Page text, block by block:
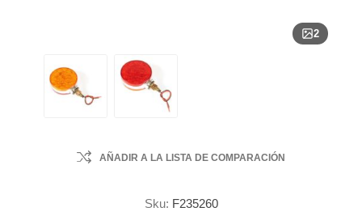
2
AÑADIR A LA LISTA DE COMPARACIÓN
Sku: F235260